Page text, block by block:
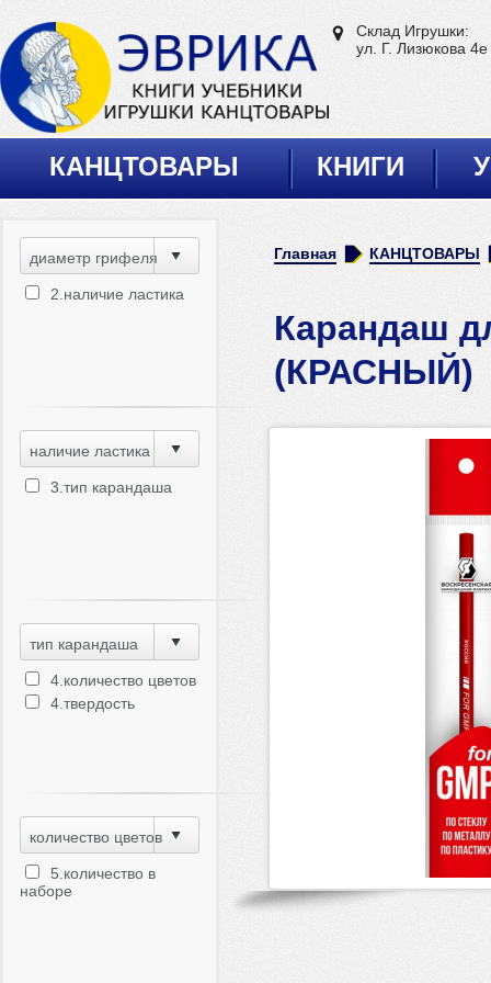
Склад Игрушки:
ул. Г. Лизюкова 4е
КАНЦТОВАРЫ КНИГИ
диаметр грифеля
2.наличие ластика
наличие ластика
3.тип карандаша
тип карандаша
4.количество цветов
4.твердость
количество цветов
5.количество в
наборе
Главная КАНЦТОВАРЫ
Карандаш
(КРАСНЫЙ)